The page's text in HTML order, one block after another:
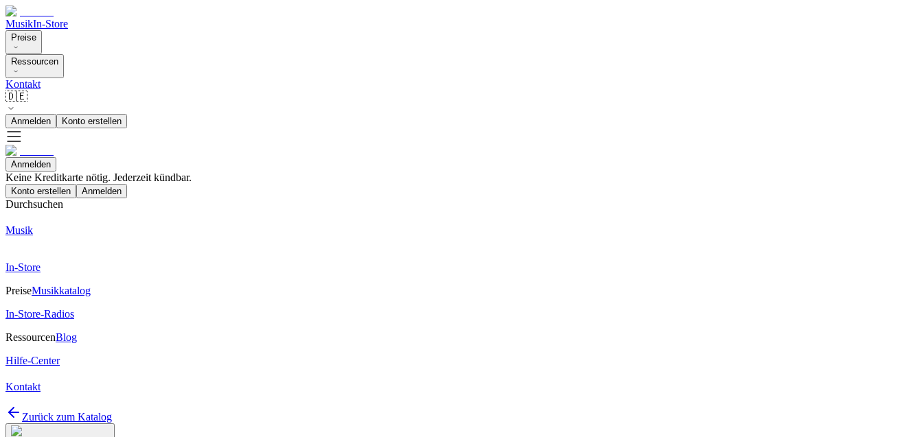
MusikIn-Store
Preise
Ressourcen
Kontakt
🇩🇪
Anmelden Konto erstellen
Anmelden
Keine Kreditkarte nötig. Jederzeit kündbar.
Konto erstellen Anmelden
Durchsuchen
Musik
In-Store
PreiseMusikkatalog
In-Store-Radios
RessourcenBlog
Hilfe-Center
Kontakt
Zurück zum Katalog